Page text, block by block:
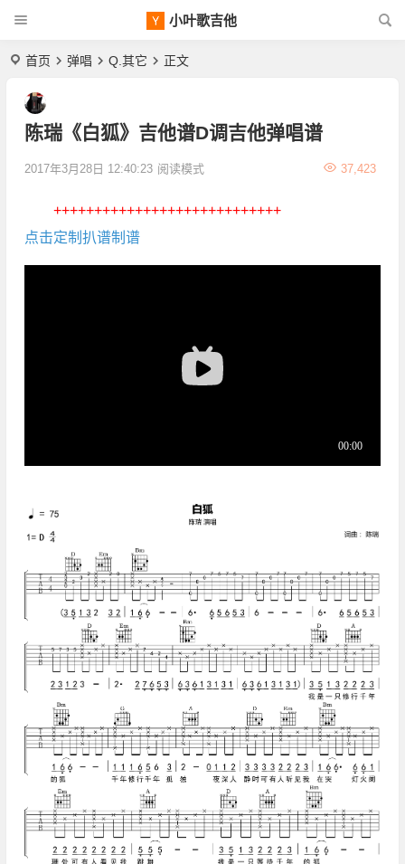
小叶歌吉他
首页 弹唱 Q.其它 正文
陈瑞《白狐》吉他谱D调吉他弹唱谱
2017年3月28日 12:40:23 37,423
阅读模式
++++++++++++++++++++++++++++
点击定制扒谱制谱